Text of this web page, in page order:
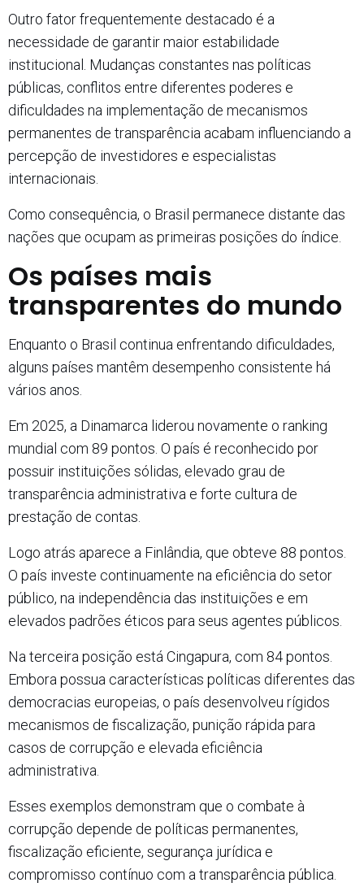
Outro fator frequentemente destacado é a
necessidade de garantir maior estabilidade
institucional. Mudanças constantes nas políticas
públicas, conflitos entre diferentes poderes e
dificuldades na implementação de mecanismos
permanentes de transparência acabam influenciando a
percepção de investidores e especialistas
internacionais.
Como consequência, o Brasil permanece distante das
nações que ocupam as primeiras posições do índice.
Os países mais
transparentes do mundo
Enquanto o Brasil continua enfrentando dificuldades,
alguns países mantêm desempenho consistente há
vários anos.
Em 2025, a Dinamarca liderou novamente o ranking
mundial com 89 pontos. O país é reconhecido por
possuir instituições sólidas, elevado grau de
transparência administrativa e forte cultura de
prestação de contas.
Logo atrás aparece a Finlândia, que obteve 88 pontos.
O país investe continuamente na eficiência do setor
público, na independência das instituições e em
elevados padrões éticos para seus agentes públicos.
Na terceira posição está Cingapura, com 84 pontos.
Embora possua características políticas diferentes das
democracias europeias, o país desenvolveu rígidos
mecanismos de fiscalização, punição rápida para
casos de corrupção e elevada eficiência
administrativa.
Esses exemplos demonstram que o combate à
corrupção depende de políticas permanentes,
fiscalização eficiente, segurança jurídica e
compromisso contínuo com a transparência pública.